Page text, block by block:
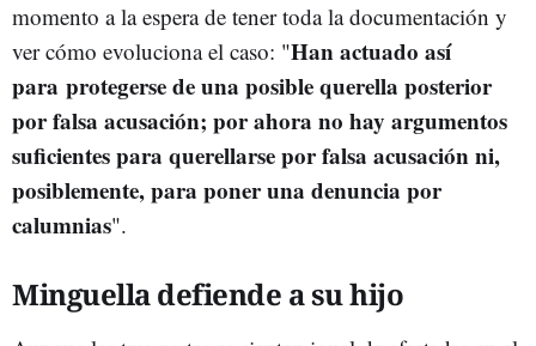
momento a la espera de tener toda la documentación y
ver cómo evoluciona el caso: "Han actuado así
para protegerse de una posible querella posterior
por falsa acusación; por ahora no hay argumentos
suficientes para querellarse por falsa acusación ni,
posiblemente, para poner una denuncia por
calumnias".
Minguella defiende a su hijo